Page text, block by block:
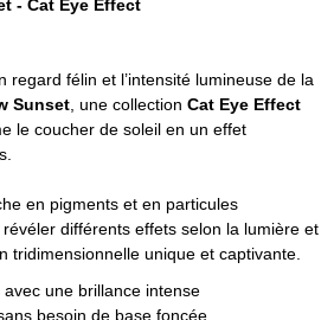
- Cat Eye Effect
regard félin et l’intensité lumineuse de la
Sunset , une collection Cat Eye Effect
le coucher de soleil en un effet
en pigments et en particules
différents effets selon la lumière et
tridimensionnelle unique et captivante.
avec une brillance intense
besoin de base foncée